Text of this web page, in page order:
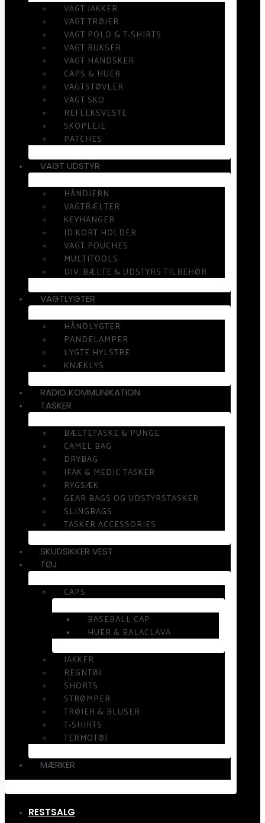
VAGT JAKKER
VAGT TRØJER
VAGT POLO & T-SHIRTS
VAGT BUKSER
VAGT HANDSKER
CAPS & HUER
VAGTSTØVLER
VAGT SKO
REFLEKSVESTE
SKOPLEJE
PATCHES
VAGT UDSTYR
HÅNDJERN
VAGTBÆLTER
KEYHANGER
ID KORT HOLDER
VAGT POUCHES
MULTITOOLS
DIV. BÆLTE & UDSTYRS TILBEHØR
VAGTLYGTER
HÅNDLYGTER
PANDELAMPER
LYGTE HYLSTRE
KNÆKLYS
RADIO KOMMUNIKATION
TASKER
BÆLTETASKE & PUNGE
CAMEL BAG
DRYBAG
IFAK & MEDIC TASKER
RYGSÆK
GEAR BAGS OG UDSTYRSTASKER
SLINGBAGS
TASKER ACCESSORIES
SKUDSIKKER VEST
TØJ
CAPS
BASEBALL CAP
HUER & BALACLAVA
JAKKER
REGNTØJ
SHORTS
STRØMPER
TRØJER & BLUSER
T-SHIRTS
TERMOTØJ
MÆRKER
RESTSALG